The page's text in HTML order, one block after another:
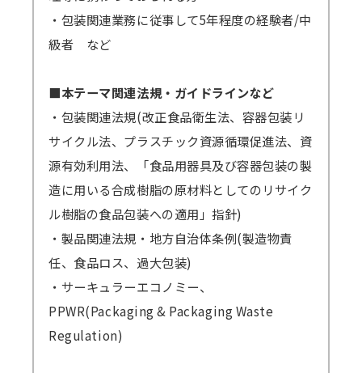
・包装関連業務に従事して5年程度の経験者/中
級者 など
■本テーマ関連法規・ガイドラインなど
・包装関連法規(改正食品衛生法、容器包装リ
サイクル法、プラスチック資源循環促進法、資
源有効利用法、「食品用器具及び容器包装の製
造に用いる合成樹脂の原材料としてのリサイク
ル樹脂の食品包装への適用」指針)
・製品関連法規・地方自治体条例(製造物責
任、食品ロス、過大包装)
・サーキュラーエコノミー、
PPWR(Packaging & Packaging Waste
Regulation)